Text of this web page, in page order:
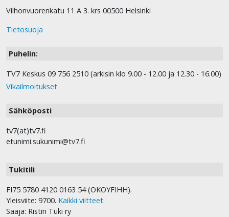
Vilhonvuorenkatu 11 A 3. krs 00500 Helsinki
Tietosuoja
Puhelin:
TV7 Keskus 09 756 2510 (arkisin klo 9.00 - 12.00 ja 12.30 - 16.00)
Vikailmoitukset
Sähköposti
tv7(at)tv7.fi
etunimi.sukunimi@tv7.fi
Tukitili
FI75 5780 4120 0163 54 (OKOYFIHH).
Yleisviite: 9700. Kaikki viitteet.
Saaja: Ristin Tuki ry